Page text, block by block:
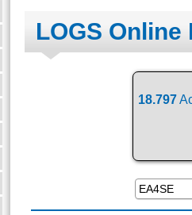
LOGS Online
18.797